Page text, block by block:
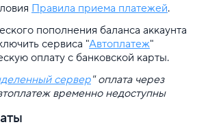
Правила приема платежей.
пополнения баланса аккаунта
сервиса "Автоплатеж"
оплату с банковской карты.
сервер" оплата через
временно недоступны